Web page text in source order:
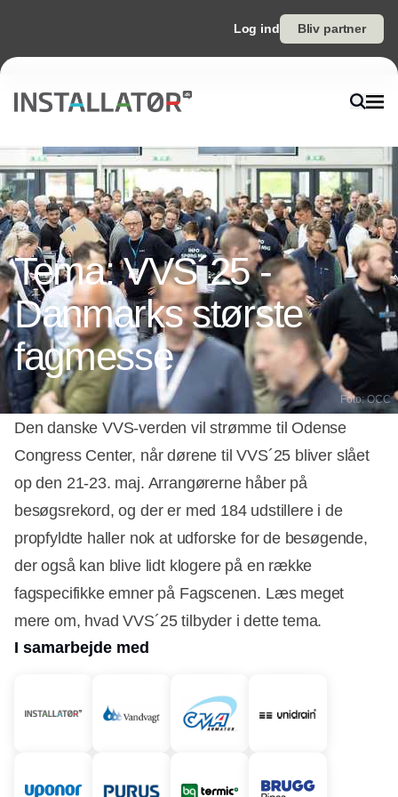
Log ind Bliv partner
Tema: VVS´25 -
Danmarks største
fagmesse
Foto: OCC
Den danske VVS-verden vil strømme til Odense
Congress Center, når dørene til VVS´25 bliver slået
op den 21-23. maj. Arrangørerne håber på
besøgsrekord, og der er med 184 udstillere i de
propfyldte haller nok at udforske for de besøgende,
der også kan blive lidt klogere på en række
fagspecifikke emner på Fagscenen. Læs meget
mere om, hvad VVS´25 tilbyder i dette tema.
I samarbejde med